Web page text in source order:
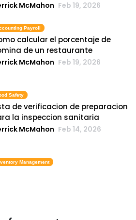
McMahon Feb 19, 2026
Payroll
calcular el porcentaje de
de un restaurante
McMahon Feb 19, 2026
Safety
de verificacion de preparacion
la inspeccion sanitaria
McMahon Feb 14, 2026
Management